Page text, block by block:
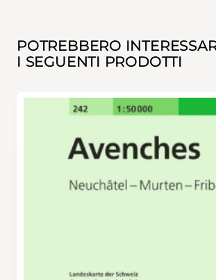
POTREBBERO
I SEGUENTI PRODOTTI